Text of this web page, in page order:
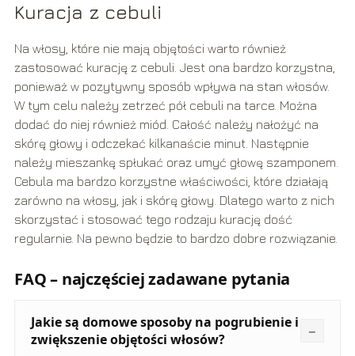
Kuracja z cebuli
Na włosy, które nie mają objętości warto również
zastosować kurację z cebuli. Jest ona bardzo korzystna,
ponieważ w pozytywny sposób wpływa na stan włosów.
W tym celu należy zetrzeć pół cebuli na tarce. Można
dodać do niej również miód. Całość należy nałożyć na
skórę głowy i odczekać kilkanaście minut. Następnie
należy mieszankę spłukać oraz umyć głowę szamponem.
Cebula ma bardzo korzystne właściwości, które działają
zarówno na włosy, jak i skórę głowy. Dlatego warto z nich
skorzystać i stosować tego rodzaju kurację dość
regularnie. Na pewno będzie to bardzo dobre rozwiązanie.
FAQ – najczęściej zadawane pytania
Jakie są domowe sposoby na pogrubienie i
zwiększenie objętości włosów?